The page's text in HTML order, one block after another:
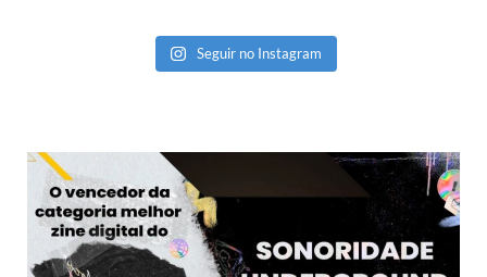
Seguir no Instagram